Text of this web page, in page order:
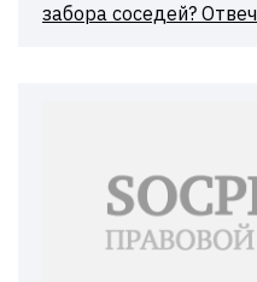
забора соседей?